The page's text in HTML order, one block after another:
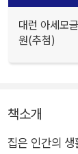
대런 아세모
원(추첨)
책소개
집은 인간의